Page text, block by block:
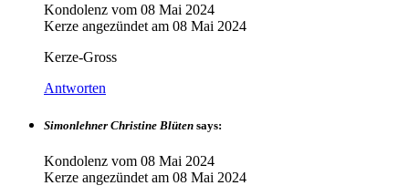
Kondolenz vom 08 Mai 2024
Kerze angezündet am 08 Mai 2024
Kerze-Gross
Antworten
Simonlehner Christine Blüten says:
Kondolenz vom 08 Mai 2024
Kerze angezündet am 08 Mai 2024